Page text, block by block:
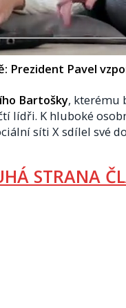
Prezident Pavel
Bartošky, kterému
lídři. K hluboké
síti X sdílel své
STRANA